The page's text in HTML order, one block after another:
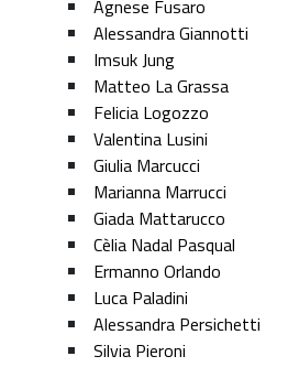
Agnese Fusaro
Alessandra Giannotti
Imsuk Jung
Matteo La Grassa
Felicia Logozzo
Valentina Lusini
Giulia Marcucci
Marianna Marrucci
Giada Mattarucco
Cèlia Nadal Pasqual
Ermanno Orlando
Luca Paladini
Alessandra Persichetti
Silvia Pieroni